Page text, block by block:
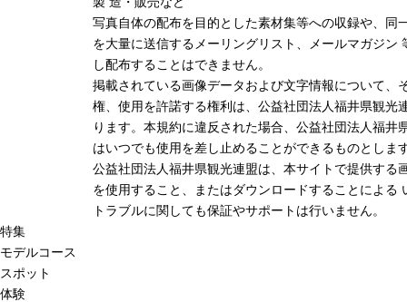
写真自体の配布を目的とした素材集等への収録や、同
を大量に送信するメーリングリスト、メールマガジン
し配布することはできません。
掲載されている画像データおよび文字情報について、
権、使用を許諾する権利は、公益社団法人福井県観光
ります。本規約に違反された場合、公益社団法人福井
はいつでも使用を差し止めることができるものとしま
公益社団法人福井県観光連盟は、本サイトで提供する
を使用すること、またはダウンロードすることによる
トラブルに関しても保証やサポートは行いません。
特集
モデルコース
スポット
体験